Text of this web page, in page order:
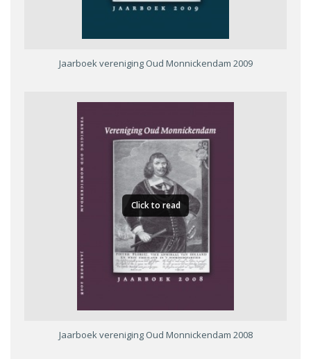
Jaarboek vereniging Oud Monnickendam 2009
Click to read
Jaarboek vereniging Oud Monnickendam 2008